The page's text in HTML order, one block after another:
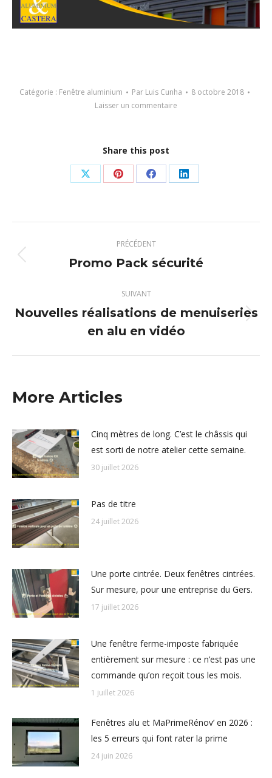
Catégorie : Fenêtre aluminium Par Luis Cunha
8 octobre 2018
Laisser un commentaire
Share this post
Partager
X
Partager
Pinterest
Partager
Facebook
Partager
LinkedIn
article
PRÉCÉDENT
Article
:
Promo Pack sécurité
SUIVANT
Article
suivant
Nouvelles réalisations de menuiseries
en alu en vidéo
More Articles
Cinq mètres de long. C’est le châssis qui
est sorti de notre atelier cette semaine.
30 juillet 2026
Pas de titre
24 juillet 2026
Une porte cintrée. Deux fenêtres cintrées.
Sur mesure, pour une entreprise du Gers.
17 juillet 2026
Une fenêtre ferme-imposte fabriquée
entièrement sur mesure : ce n’est pas une
commande qu’on reçoit tous les mois.
1 juillet 2026
Fenêtres alu et MaPrimeRénov’ en 2026 :
les 5 erreurs qui font rater la prime
24 juin 2026